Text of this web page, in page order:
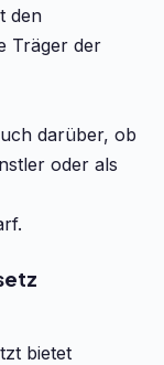
den
Träger der
darüber, ob
oder als
bietet